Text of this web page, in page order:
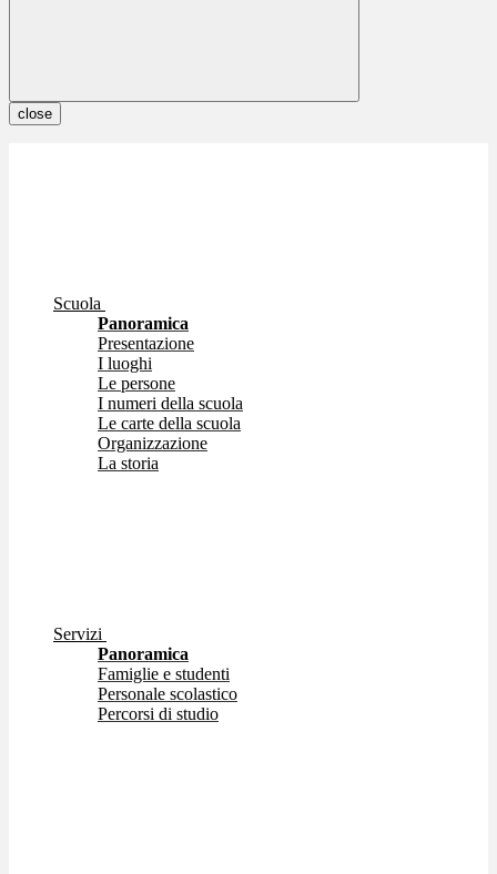
close
Scuola
Panoramica
Presentazione
I luoghi
Le persone
I numeri della scuola
Le carte della scuola
Organizzazione
La storia
Servizi
Panoramica
Famiglie e studenti
Personale scolastico
Percorsi di studio